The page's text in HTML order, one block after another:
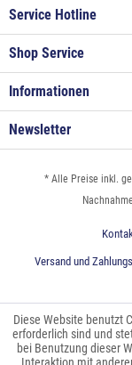
Service Hotline
Shop Service
Informationen
Newsletter
* Alle Preise inkl.
Versand und
Diese Website benutzt
erforderlich sind und
bei Benutzung dieser